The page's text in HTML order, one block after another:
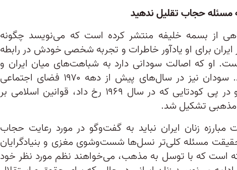
به مسئله حجاب تقلیل ندهید
از بسمه خلیفه منتشر کرده است که می‌نویسد چگونه
برای او یادآور خاطرات و تجربه شخصی خودش در رابطه
او که اصالت سودانی دارد به شباهت‌های میان ایران و
سودان اشاره می‌کند. سودان نیز در سال‌های پیش از دهه ۱۹۷۰ فضای اجتماعی
به‌نسبت باز داشت و در پی کودتایی که در سال ۱۹۶۹ رخ داد، قوانین اسلامی بر
تشکیل شد.
زنان ایران نباید به گفت‌و‌گو در مورد رعایت حجاب
حقیقت مسئله کلی‌‌تر نسل‌ها شست‌و‌شوی مغزی و بنیادگرایان
است که با توسل به مذهب، می‌خواهند نظم مورد نظر خود